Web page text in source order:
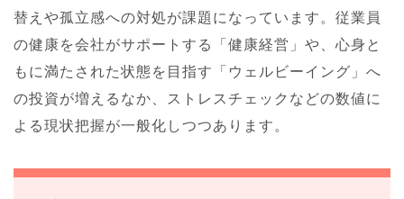
替えや孤立感への対処が課題になっています。従業員
の健康を会社がサポートする「健康経営」や、心身と
もに満たされた状態を目指す「ウェルビーイング」へ
の投資が増えるなか、ストレスチェックなどの数値に
よる現状把握が一般化しつつあります。